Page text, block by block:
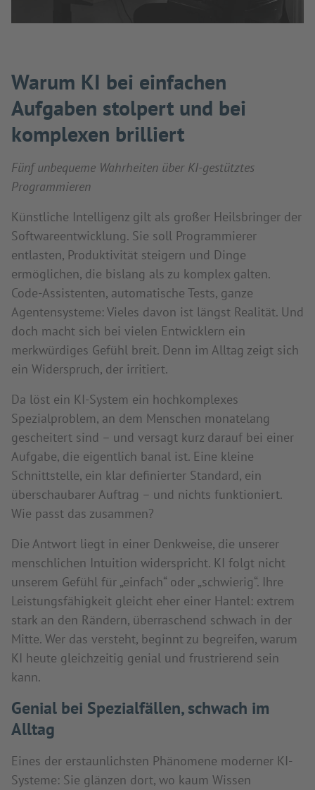
Warum KI bei einfachen
Aufgaben stolpert und bei
komplexen brilliert
Fünf unbequeme Wahrheiten über KI-gestütztes
Programmieren
Künstliche Intelligenz gilt als großer Heilsbringer der
Softwareentwicklung. Sie soll Programmierer
entlasten, Produktivität steigern und Dinge
ermöglichen, die bislang als zu komplex galten.
Code-Assistenten, automatische Tests, ganze
Agentensysteme: Vieles davon ist längst Realität. Und
doch macht sich bei vielen Entwicklern ein
merkwürdiges Gefühl breit. Denn im Alltag zeigt sich
ein Widerspruch, der irritiert.
Da löst ein KI-System ein hochkomplexes
Spezialproblem, an dem Menschen monatelang
gescheitert sind – und versagt kurz darauf bei einer
Aufgabe, die eigentlich banal ist. Eine kleine
Schnittstelle, ein klar definierter Standard, ein
überschaubarer Auftrag – und nichts funktioniert.
Wie passt das zusammen?
Die Antwort liegt in einer Denkweise, die unserer
menschlichen Intuition widerspricht. KI folgt nicht
unserem Gefühl für „einfach“ oder „schwierig“. Ihre
Leistungsfähigkeit gleicht eher einer Hantel: extrem
stark an den Rändern, überraschend schwach in der
Mitte. Wer das versteht, beginnt zu begreifen, warum
KI heute gleichzeitig genial und frustrierend sein
kann.
Genial bei Spezialfällen, schwach im
Alltag
Eines der erstaunlichsten Phänomene moderner KI-
Systeme: Sie glänzen dort, wo kaum Wissen